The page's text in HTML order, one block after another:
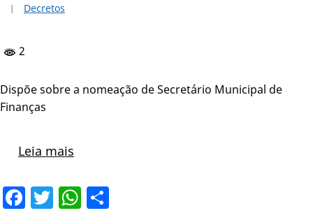
Decretos
2
Dispõe sobre a nomeação de Secretário Municipal de
Finanças
Leia mais
Facebook
TwitterWhatsApp